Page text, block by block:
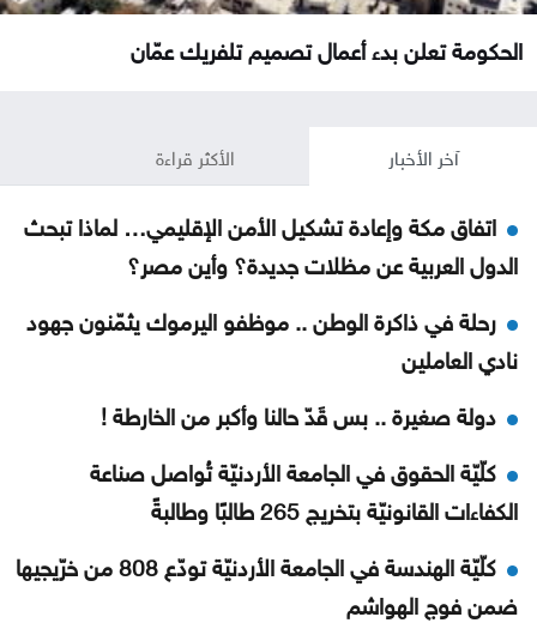
الحكومة تعلن بدء أعمال تصميم تلفريك عمّان
آخر الأخبار الأكثر قراءة
اتفاق مكة وإعادة تشكيل الأمن الإقليمي… لماذا تبحث
الدول العربية عن مظلات جديدة؟ وأين مصر؟
رحلة في ذاكرة الوطن .. موظفو اليرموك يثمّنون جهود
نادي العاملين
دولة صغيرة .. بس قَدّ حالنا وأكبر من الخارطة !
كلّيّة الحقوق في الجامعة الأردنيّة تُواصل صناعة
الكفاءات القانونيّة بتخريج 265 طالبًا وطالبةً
كلّيّة الهندسة في الجامعة الأردنيّة تودّع 808 من خرّيجيها
ضمن فوج الهواشم